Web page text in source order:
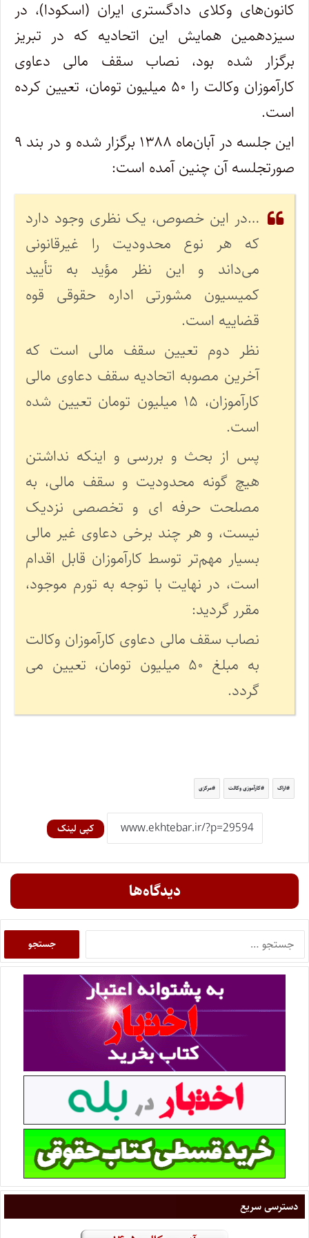
کانون‌های وکلای دادگستری ایران (اسکودا)، در
سیزدهمین همایش این اتحادیه که در تبریز
برگزار شده بود، نصاب سقف مالی دعاوی
کارآموزان وکالت را ۵۰ میلیون تومان، تعیین کرده
است.
این جلسه در آبان‌ماه ۱۳۸۸ برگزار شده و در بند ۹
صورتجلسه آن چنین آمده است:
…در این خصوص، یک نظری وجود دارد
که هر نوع محدودیت را غیرقانونی
می‌داند و این نظر مؤید به تأیید
کمیسیون مشورتی اداره حقوقی قوه
قضاییه است.
نظر دوم تعیین سقف مالی است که
آخرین مصوبه اتحادیه سقف دعاوی مالی
کارآموزان، ۱۵ میلیون تومان تعیین شده
است.
پس از بحث و بررسی و اینکه نداشتن
هیچ گونه محدودیت و سقف مالی، به
مصلحت حرفه ای و تخصصی نزدیک
نیست، و هر چند برخی دعاوی غیر مالی
بسیار مهم‌تر توسط کارآموزان قابل اقدام
است، در نهایت با توجه به تورم موجود،
مقرر گردید:
نصاب سقف مالی دعاوی کارآموزان وکالت
به مبلغ ۵۰ میلیون تومان، تعیین می
گردد.
اراک کارآموزی وکالت مرکزی
کپی لینک
دیدگاه‌ها
دسترسی سریع